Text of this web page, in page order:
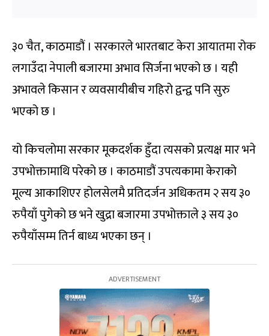
३० चैत, काठमाडौं । सरकारले भारतबाट केरा आयातमा रोक
लगाउँदा नेपाली बजारमा अभाव सिर्जना भएको छ । यही
अभावले किसान र व्यवसायीबीच गहिरो द्वन्द्व पनि सुरु
भएको छ ।
यो किचलोमा सरकार मूकदर्शक हुँदा त्यसको प्रत्यक्ष मार भने
उपभोक्तामाथि परेको छ । काठमाडौं उपत्यकामा केराको
मूल्य आकाशिएर होलसेलमै प्रतिदर्जन अधिकतम २ सय ३०
रुपैयाँ पुगेको छ भने खुद्रा बजारमा उपभोक्ताले ३ सय ३०
रुपैयाँसम्म तिर्न बाध्य भएका छन् ।